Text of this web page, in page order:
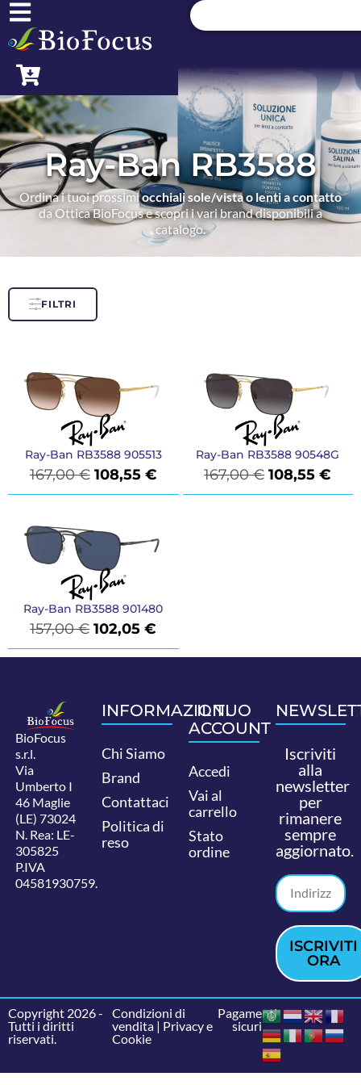
Ray-Ban RB3588
Ordina i tuoi prossimiocchiali sole/vista o lenti a contatto
da Ottica BioFocus e scopri i vari brand disponibili a
catalogo.
FILTRI
Ray-Ban RB3588 905513
167,00€ 108,55 €
Ray-Ban RB3588 90548G
167,00€ 108,55€
Ray-Ban RB3588 901480
157,00€ 102,05€
BioFocus
s.r.l.
Via
Umberto I
46 Maglie
(LE) 73024
N. Rea: LE-
305825
P.IVA
04581930759.
INFORMAZIONI
Chi Siamo
Brand
Contattaci
Politica di
reso
IL TUO
ACCOUNT
Accedi
Vai al
carrello
Stato
ordine
Iscriviti
alla
newsletter
per
rimanere
sempre
aggiornato.
ISCRIVITI
ORA
Copyright 2026 -
Tutti i diritti
riservati.
Condizioni di
vendita| Privacy e
Cookie
Pagamenti
sicuri